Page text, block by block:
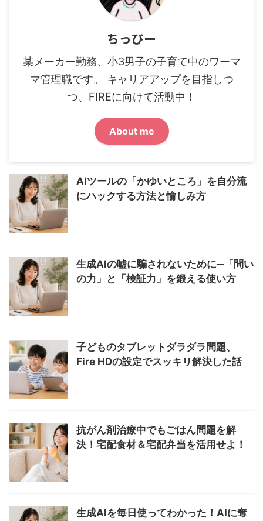
ちっぴー
某メーカー勤務、小3男子の子育て中のワーマ
マ管理職です。 キャリアアップを目指しつ
つ、FIREに向けて活動中！
About me
AIツールの「かゆいところ」を自分流
にハックする方法と愉しみ方
生成AIの嘘に騙されないために─「問い
の力」と「検証力」を鍛える使い方
子どものタブレットダラダラ問題、
Fire HDの設定でスッキリ解決した話
抗がん剤治療中でもごはん問題を解
決！宅配食材＆宅配弁当を活用せよ！
生成AIを毎日使ってわかった！AIに奪